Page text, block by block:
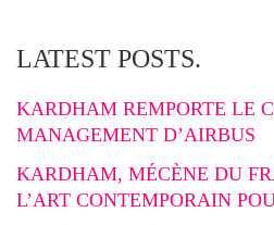
LATEST POSTS.
KARDHAM REMPORTE LE
MANAGEMENT D’AIRBUS
KARDHAM, MÉCÈNE DU
L’ART CONTEMPORAIN